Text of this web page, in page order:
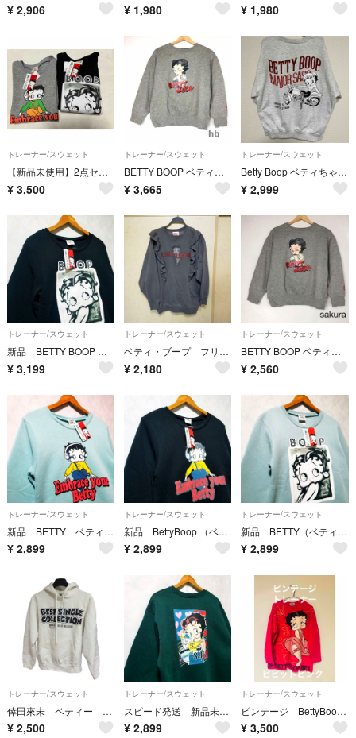
¥ 2,906 ¥ 1,980 ¥ 1,980
トレーナー/スウェット
【新品未使用】2点セット Betty Boop ベティ トレーナー
¥ 3,500
トレーナー/スウェット
BETTY BOOP ベティ・ブープ スウェットトレーナー グレー ビッグ
¥ 3,665
トレーナー/スウェット
Betty Boop ベティちゃん スウェット トレーナー 刺繍 バイク
¥ 2,999
トレーナー/スウェット
新品 BETTY BOOP ベティ トレーナー 裏起毛 レディース M 黒色
¥ 3,199
トレーナー/スウェット
ベティ・ブープ フリル付きスゥエットトレーナー
¥ 2,180
トレーナー/スウェット
BETTY BOOP ベティ・ブープ スウェットトレーナー グレー ビッグ
¥ 2,560
トレーナー/スウェット
新品 BETTY ベティ BOOP ブープ トレーナー 裏起毛
¥ 2,899
トレーナー/スウェット
新品 BettyBoop （ベティブープ）両面プリント トレーナー 裏起毛 黒色
¥ 2,899
トレーナー/スウェット
新品 BETTY（ベティ）BOOP（ブープ)トレーナー M 裏起毛 レディース
¥ 2,899
トレーナー/スウェット
倖田來未 ベティー 裏起毛プルオーバー ベストコレクション2016 ツアーグッズ
¥ 2,500
トレーナー/スウェット
スピード発送 新品未使用 BETTY BOOP レディース トレーナー 裏起毛
¥ 2,899
トレーナー/スウェット
ビンテージ BettyBoop トレーナー
¥ 3,500